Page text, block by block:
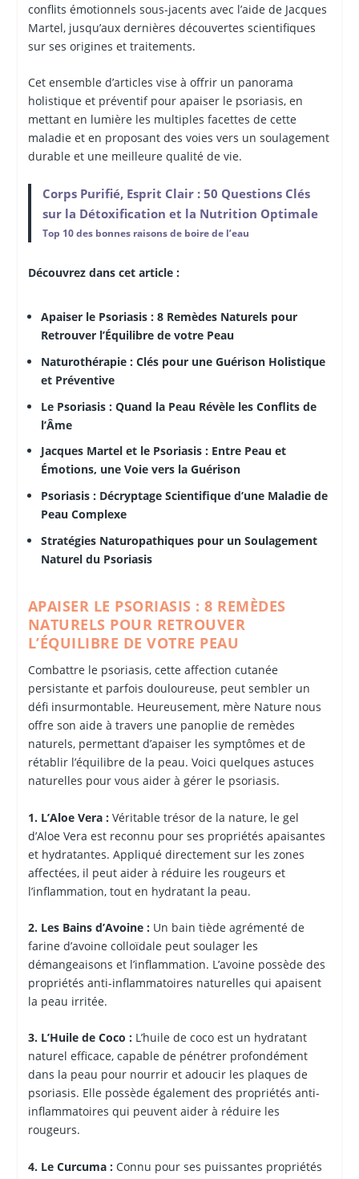
conflits émotionnels sous-jacents avec l’aide de Jacques
Martel, jusqu’aux dernières découvertes scientifiques
sur ses origines et traitements.
Cet ensemble d’articles vise à offrir un panorama
holistique et préventif pour apaiser le psoriasis, en
mettant en lumière les multiples facettes de cette
maladie et en proposant des voies vers un soulagement
durable et une meilleure qualité de vie.
Corps Purifié, Esprit Clair : 50 Questions Clés
sur la Détoxification et la Nutrition Optimale
Top 10 des bonnes raisons de boire de l’eau
Découvrez dans cet article :
Apaiser le Psoriasis : 8 Remèdes Naturels pour
Retrouver l’Équilibre de votre Peau
Naturothérapie : Clés pour une Guérison Holistique
et Préventive
Le Psoriasis : Quand la Peau Révèle les Conflits de
l’Âme
Jacques Martel et le Psoriasis : Entre Peau et
Émotions, une Voie vers la Guérison
Psoriasis : Décryptage Scientifique d’une Maladie de
Peau Complexe
Stratégies Naturopathiques pour un Soulagement
Naturel du Psoriasis
APAISER LE PSORIASIS : 8 REMÈDES
NATURELS POUR RETROUVER
L’ÉQUILIBRE DE VOTRE PEAU
Combattre le psoriasis, cette affection cutanée
persistante et parfois douloureuse, peut sembler un
défi insurmontable. Heureusement, mère Nature nous
offre son aide à travers une panoplie de remèdes
naturels, permettant d’apaiser les symptômes et de
rétablir l’équilibre de la peau. Voici quelques astuces
naturelles pour vous aider à gérer le psoriasis.
1. L’Aloe Vera :Véritable trésor de la nature, le gel
d’Aloe Vera est reconnu pour ses propriétés apaisantes
et hydratantes. Appliqué directement sur les zones
affectées, il peut aider à réduire les rougeurs et
l’inflammation, tout en hydratant la peau.
2. Les Bains d’Avoine :Un bain tiède agrémenté de
farine d’avoine colloïdale peut soulager les
démangeaisons et l’inflammation. L’avoine possède des
propriétés anti-inflammatoires naturelles qui apaisent
la peau irritée.
3. L’Huile de Coco :L’huile de coco est un hydratant
naturel efficace, capable de pénétrer profondément
dans la peau pour nourrir et adoucir les plaques de
psoriasis. Elle possède également des propriétés anti-
inflammatoires qui peuvent aider à réduire les
rougeurs.
4. Le Curcuma :Connu pour ses puissantes propriétés